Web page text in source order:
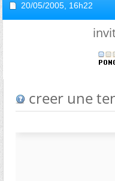
20/05/2005, 16h22
creer une